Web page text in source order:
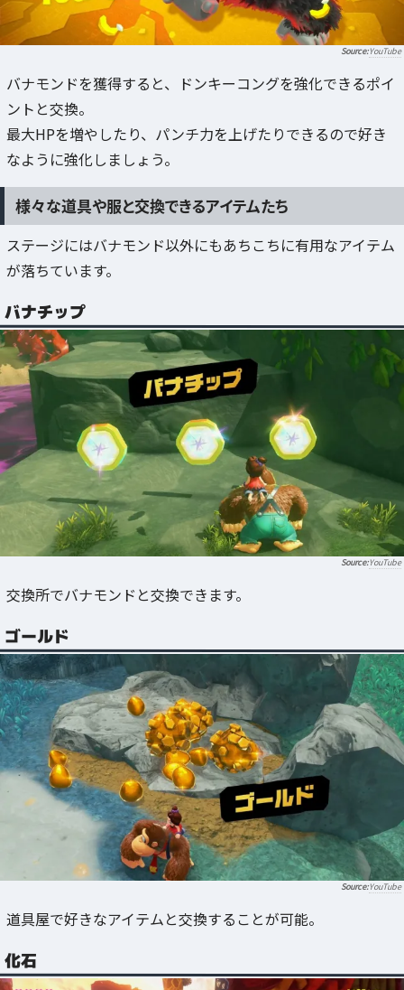
YouTube
バナモンドを獲得すると、ドンキーコングを強化できるポイ
ントと交換。
最大HPを増やしたり、パンチ力を上げたりできるので好き
なように強化しましょう。
様々な道具や服と交換できるアイテムたち
ステージにはバナモンド以外にもあちこちに有用なアイテム
が落ちています。
バナチップ
YouTube
交換所でバナモンドと交換できます。
ゴールド
YouTube
道具屋で好きなアイテムと交換することが可能。
化石